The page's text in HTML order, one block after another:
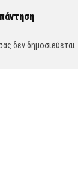
δεν δημοσιεύεται.